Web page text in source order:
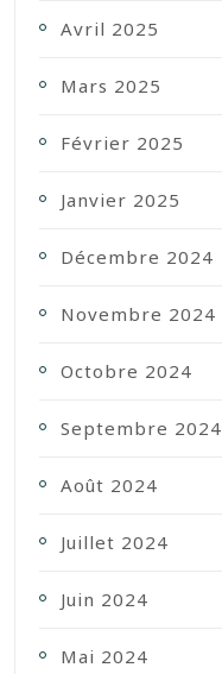
Avril 2025
Mars 2025
Février 2025
Janvier 2025
Décembre 2024
Novembre 2024
Octobre 2024
Septembre 2024
Août 2024
Juillet 2024
Juin 2024
Mai 2024